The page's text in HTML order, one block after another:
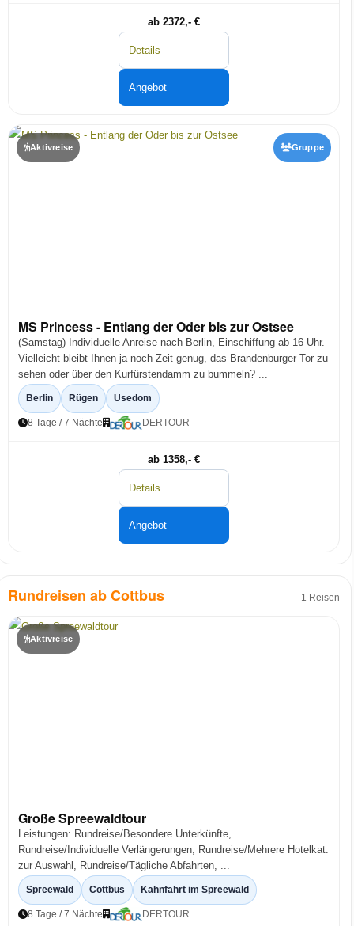
ab 2372,- €
Details
Angebot
Aktivreise Gruppe
MS Princess - Entlang der Oder bis zur Ostsee
(Samstag) Individuelle Anreise nach Berlin, Einschiffung ab 16 Uhr.
Vielleicht bleibt Ihnen ja noch Zeit genug, das Brandenburger Tor zu
sehen oder über den Kurfürstendamm zu bummeln? ...
Berlin Rügen Usedom
8 Tage / 7 Nächte DERTOUR
ab 1358,- €
Details
Angebot
Rundreisen ab Cottbus 1 Reisen
Aktivreise
Große Spreewaldtour
Leistungen: Rundreise/Besondere Unterkünfte,
Rundreise/Individuelle Verlängerungen, Rundreise/Mehrere Hotelkat.
zur Auswahl, Rundreise/Tägliche Abfahrten, ...
Spreewald Cottbus Kahnfahrt im Spreewald
8 Tage / 7 Nächte DERTOUR